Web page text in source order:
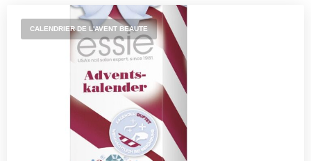
CALENDRIER DE L'AVENT BEAUTE